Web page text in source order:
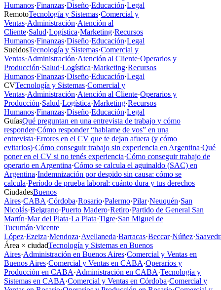
Humanos·Finanzas·Diseño·Educación·Legal
RemotoTecnología y Sistemas·Comercial y
Ventas·Administración·Atención al
Cliente·Salud·Logística·Marketing·Recursos
Humanos·Finanzas·Diseño·Educación·Legal
SueldosTecnología y Sistemas·Comercial y
Ventas·Administración·Atención al Cliente·Operarios y
Producción·Salud·Logística·Marketing·Recursos
Humanos·Finanzas·Diseño·Educación·Legal
CVTecnología y Sistemas·Comercial y
Ventas·Administración·Atención al Cliente·Operarios y
Producción·Salud·Logística·Marketing·Recursos
Humanos·Finanzas·Diseño·Educación·Legal
GuíasQué preguntan en una entrevista de trabajo y cómo
responder·Cómo responder “hablame de vos” en una
entrevista·Errores en el CV que te dejan afuera (y cómo
evitarlos)·Cómo conseguir trabajo sin experiencia en Argentina·Qué
poner en el CV si no tenés experiencia·Cómo conseguir trabajo de
operario en Argentina·Cómo se calcula el aguinaldo (SAC) en
Argentina·Indemnización por despido sin causa: cómo se
calcula·Período de prueba laboral: cuánto dura y tus derechos
CiudadesBuenos
Aires·CABA·Córdoba·Rosario·Palermo·Pilar·Neuquén·San
Nicolás·Belgrano·Puerto Madero·Retiro·Partido de General San
Martín·Mar del Plata·La Plata·Tigre·San Miguel de
Tucumán·Vicente
López·Ezeiza·Mendoza·Avellaneda·Barracas·Beccar·Núñez·
Área × ciudadTecnología y Sistemas en Buenos
Aires·Administración en Buenos Aires·Comercial y Ventas en
Buenos Aires·Comercial y Ventas en CABA·Operarios y
Producción en CABA·Administración en CABA·Tecnología y
Sistemas en CABA·Comercial y Ventas en Córdoba·Comercial y